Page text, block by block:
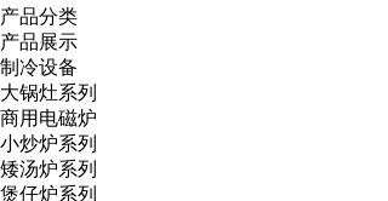
产品分类
产品展示
制冷设备
大锅灶系列
商用电磁炉
小炒炉系列
矮汤炉系列
煲仔炉系列